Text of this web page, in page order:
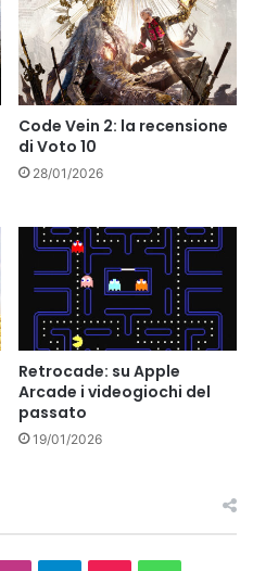
Code Vein 2: la recensione
di Voto 10
28/01/2026
Retrocade: su Apple
Arcade i videogiochi del
passato
19/01/2026